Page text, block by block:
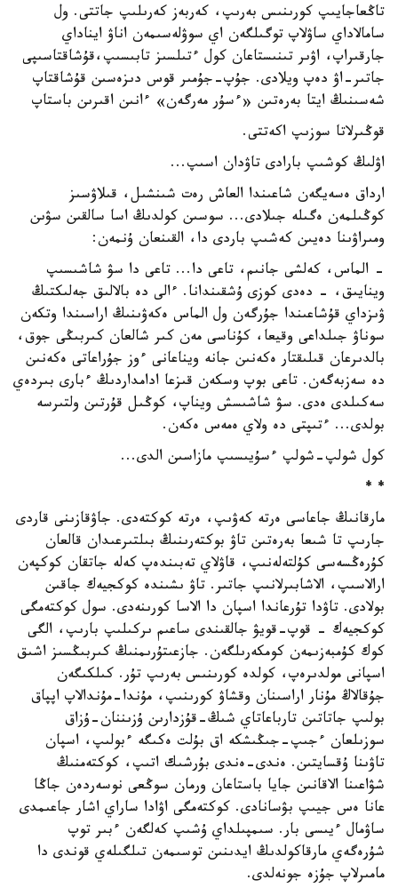
تاڭعاجايىپ كورىنىس بەرىپ، كەربەز كەرىلىپ جاتتى. ول
سامالاداي ساۋلاپ توگىلگەن اي سوۋلەسىمەن اناۋ ايناداي
جارقىراپ، اۋىر تىنىستاعان كول ءتىلسىز تابىسىپ،قۇشاقتاسىپى
جاتىر-اۋ دەپ ويلادى. جۇپ-جۇمىر قوس دىزەسىن قۇشاقتاپ
شەسىنىڭ ايتا بەرەتىن «ءسۇر مەرگەن» ءانىن اقىرىن باستاپ
قوڭىرلاتا سوزىپ اكەتتى.
اۋلىڭ كوشىپ بارادى تاۋدان اسىپ...
ارداق ەسەيگەن شاعىندا العاش رەت شىنشىل، قىلاۋسىز
كوڭىلمەن ەگىلە جىلادى... سوسىن كولدىڭ اسا سالقىن سۋىن
ومىراۋىنا دەيىن كەشىپ باردى دا، القىنعان ۇنمەن:
- الماس، كەلشى جانىم، تاعى دا... تاعى دا سۋ شاشىسىپ
وينايىق، - دەدى كوزى ۇشقىندانا. ءالى دە بالالىق جەلىكتىڭ
ۋىزداي قۇشاعىندا جۇرگەن ول الماس ەكەۋىنىڭ اراسىندا وتكەن
سوناۋ جىلداعى وقيعا، كۇناسى مەن كىر شالعان كىربىڭى جوق،
بالدىرعان قىلىقتار ەكەنىن جانە ويناعانى ءوز جۇراعاتى ەكەنىن
دە سەزبەگەن. تاعى بوپ وسكەن قىزعا ادامداردىڭ ءبارى بىردەي
سەكىلدى ەدى. سۋ شاشىسش ويناپ، كوڭىل قۇرتىن ولتىرسە
بولدى... ءتىپتى دە ولاي ەمەس ەكەن.
كول شولپ-شولپ ءسۇيىسىپ مازاسىن الدى...
* *
مارقانىڭ جاعاسى ەرتە كەۋىپ، ەرتە كوكتەدى. جاۋقازىنى قاردى
جارىپ تا شىعا بەرەتىن تاۋ بوكتەرىنىڭ بىلتىرعىدان قالعان
كۇرەڭسەسى كۇلتەلەنىپ، قاۋلاي تەبىندەپ كەلە جاتقان كوكپەن
ارالاسىپ، الاشابىرلانىپ جاتىر. تاۋ ىشىندە كوكجيەك جاقىن
بولادى. تاۋدا تۇرعاندا اسپان دا الاسا كورىنەدى. سول كوكتەمگى
كوكجيەك - قوپ-قويۋ جالقىندى ساعىم ىركىلىپ بارىپ، الگى
كوك كۇمبەزىمەن كومكەرىلگەن. جازعىتۇرىمنىڭ كىربىڭسىز اشىق
اسپانى مولدىرەپ، كولدە كورىنىس بەرىپ تۇر. كىلكىگەن
جۇقالاڭ مۇنار اراسىنان وقشاۋ كورىنىپ، مۇندا-مۇندالاپ اپپاق
بولىپ جاتاتىن تارباعاتاي شىڭ-قۇزدارىن ۇزىننان-ۇزاق
سوزىلعان ءجىپ-جىڭىشكە اق بۇلت ەكىگە ءبولىپ، اسپان
تاۋىنا ۇقسايتىن. ەندى-ەندى بۇرشىك اتىپ، كوكتەمنىڭ
شۋاعىنا الاقانىن جايا باستاعان ورمان سوڭعى نوسەردەن جاڭا
عانا ەس جيىپ بۋسانادى. كوكتەمگى اۋادا ساراي اشار جاعىمدى
ساۋمال ءيىسى بار. سىمپىلداي ۇشىپ كەلگەن ءبىر توپ
شۇرەگەي مارقاكولدىڭ ايدىنىن توسىمەن تىلگىلەي قوندى دا
مامىرلاپ جۇزە جونەلدى.